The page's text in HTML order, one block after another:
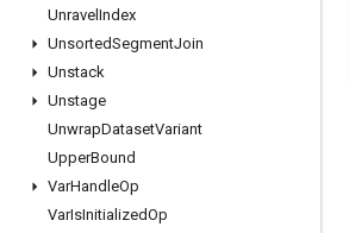
Unravel Index
UnsortedSegmentJoin
Unstack
Unstage
UnwrapDatasetVariant
UpperBound
VarHandleOp
VarIsInitializedOp